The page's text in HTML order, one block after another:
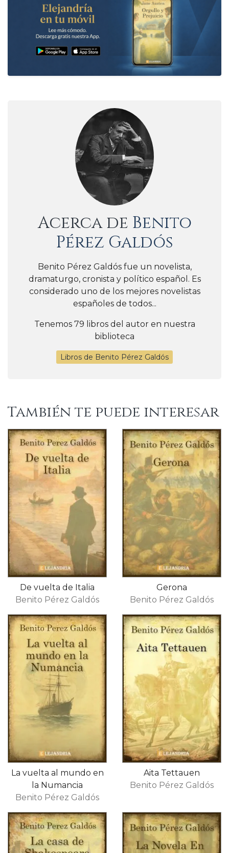
Acerca de Benito
Pérez Galdós
Benito Pérez Galdós fue un novelista,
dramaturgo, cronista y político español. Es
considerado uno de los mejores novelistas
españoles de todos...
Tenemos 79 libros del autor en nuestra
biblioteca
Libros de Benito Pérez Galdós
También te puede interesar
De vuelta de Italia
Benito Pérez Galdós
Gerona
Benito Pérez Galdós
La vuelta al mundo en
la Numancia
Benito Pérez Galdós
Aita Tettauen
Benito Pérez Galdós